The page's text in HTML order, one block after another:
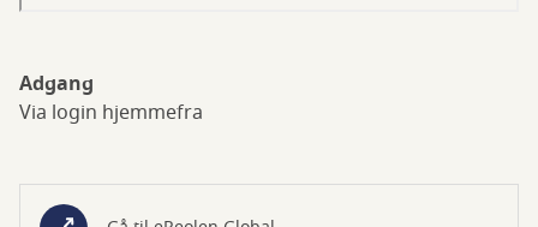
Adgang
Via login hjemmefra